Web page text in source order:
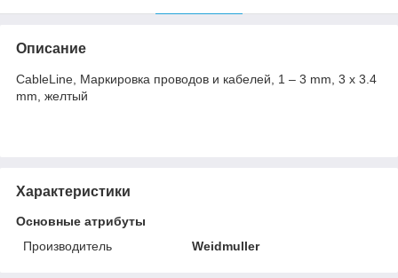
Описание
CableLine, Маркировка проводов и кабелей, 1 – 3 mm, 3 x 3.4
mm, желтый
Характеристики
Основные атрибуты
Производитель
Weidmuller